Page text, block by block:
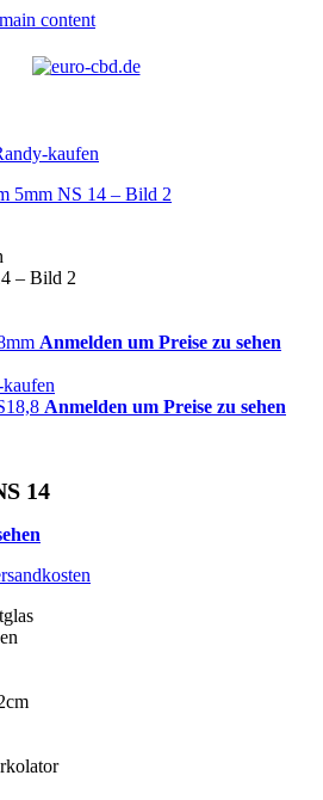
content
Anmelden um Preise zu sehen
Anmelden um Preise zu sehen
14